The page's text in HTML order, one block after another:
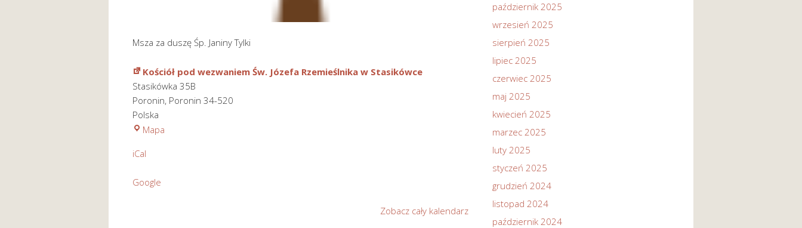
Msza za duszę Śp. Janiny Tylki
Kościół pod wezwaniem Św. Józefa Rzemieślnika w Stasikówce
Stasikówka 35B
Poronin, Poronin 34-520
Polska
Mapa
iCal
Google
Zobacz cały kalendarz
październik 2025
wrzesień 2025
sierpień 2025
lipiec 2025
czerwiec 2025
maj 2025
kwiecień 2025
marzec 2025
luty 2025
styczeń 2025
grudzień 2024
listopad 2024
październik 2024